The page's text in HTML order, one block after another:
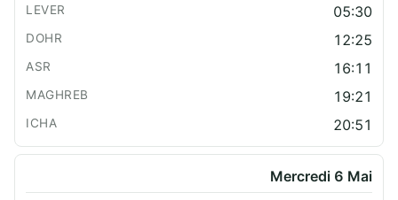
05:30
12:25
16:11
19:21
20:51
Mercredi 6 Mai